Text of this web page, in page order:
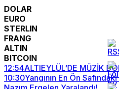
DOLAR
EURO
STERLIN
FRANG
ALTIN
BITCOIN
12:54ALTIEYLÜL’DE MÜZİK
10:30Yangının En Ön